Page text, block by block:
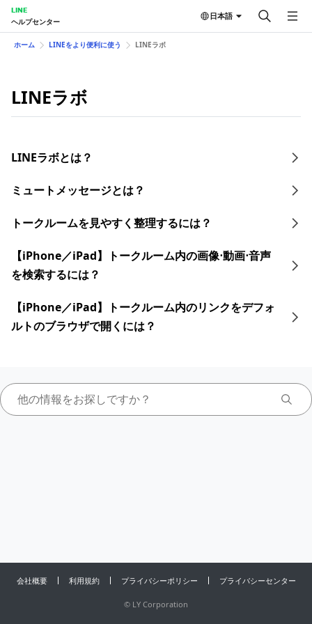
LINE
ヘルプセンター
日本語
ホーム LINEをより便利に使う LINEラボ
LINEラボ
LINEラボとは？
ミュートメッセージとは？
トークルームを見やすく整理するには？
【iPhone／iPad】トークルーム内の画像⋅動画⋅音声
を検索するには？
【iPhone／iPad】トークルーム内のリンクをデフォ
ルトのブラウザで開くには？
会社概要 利用規約 プライバシーポリシー プライバシーセンター
© LY Corporation